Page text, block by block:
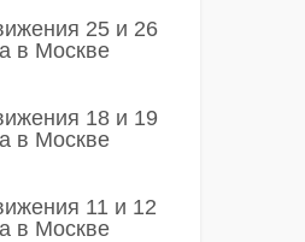
25 и 26
в Москве
18 и 19
в Москве
11 и 12
в Москве